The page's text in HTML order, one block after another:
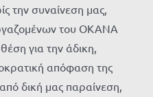
την συναίνεση μας,
του ΟΚΑΝΑ
για την άδικη,
απόφαση της
δική μας παραίνεση,